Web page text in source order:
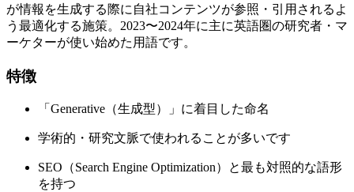
が情報を生成する際に自社コンテンツが参照・引用されるよ
う最適化する施策。2023〜2024年に主に英語圏の研究者・マ
ーケターが使い始めた用語です。
特徴
「Generative（生成型）」に着目した命名
学術的・研究文脈で使われることが多いです
SEO（Search Engine Optimization）と最も対照的な語形
を持つ